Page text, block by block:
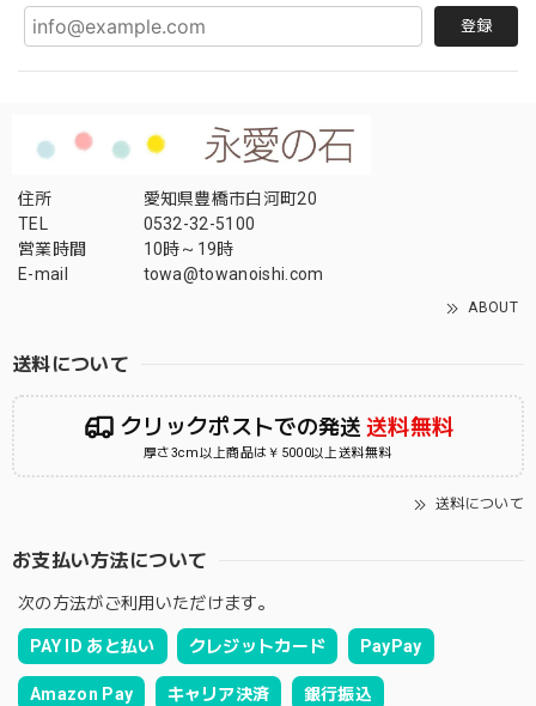
登録
住所
愛知県豊橋市白河町20
TEL
0532-32-5100
営業時間
10時～19時
E-mail
towa@towanoishi.com
ABOUT
送料について
クリックポストでの発送 送料無料
厚さ3cm以上商品は￥5000以上送料無料
送料について
お支払い方法について
次の方法がご利用いただけます。
PAY ID あと払い クレジットカード PayPay
Amazon Pay キャリア決済 銀行振込